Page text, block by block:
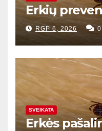
Erkių
RGP 6, 2026
SVEIKATA
Erkės